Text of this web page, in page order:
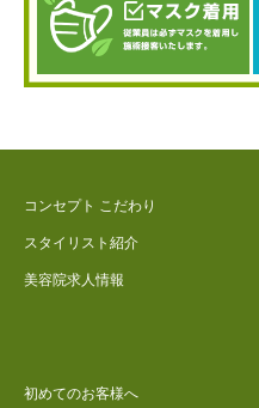
コンセプト こだわり
スタイリスト紹介
美容院求人情報
初めてのお客様へ